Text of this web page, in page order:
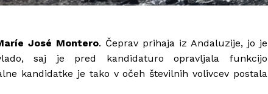
José Montero. Čeprav prihaja iz Andaluzije, jo je
saj je pred kandidaturo opravljala funkcijo
kandidatke je tako v očeh številnih volivcev postala